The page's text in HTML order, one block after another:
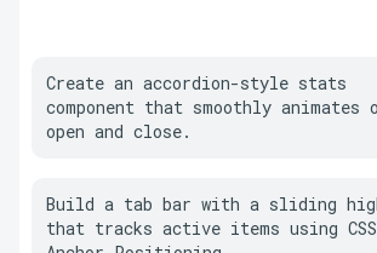
Create an accordion-style stats
component that smoothly animates
open and close.
Build a tab bar with a sliding
that tracks active items using CSS